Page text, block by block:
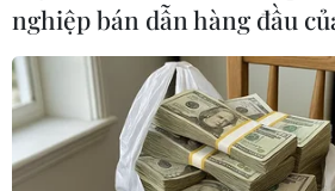
Huy
nghiệp bán dẫn hàng đầu